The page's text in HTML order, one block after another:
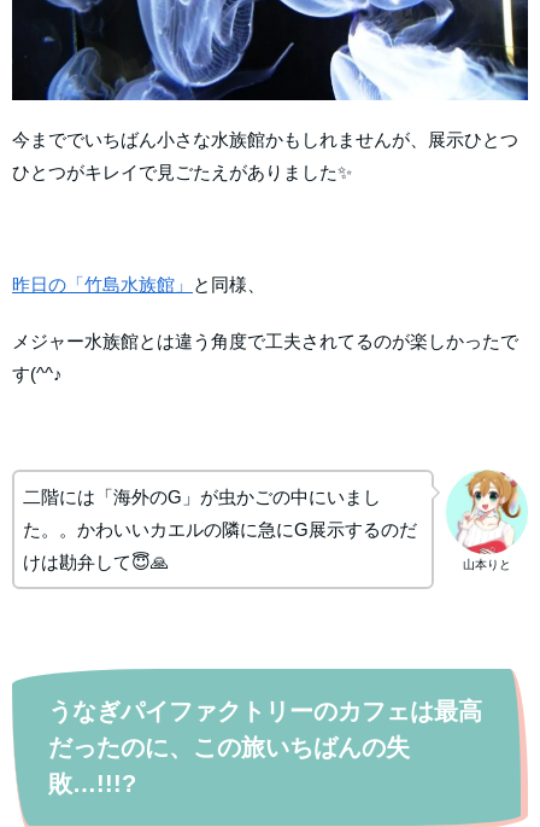
今まででいちばん小さな水族館かもしれませんが、展示ひとつ
ひとつがキレイで見ごたえがありました✨
昨日の「竹島水族館」 と同様、
メジャー水族館とは違う角度で工夫されてるのが楽しかったで
す(^^♪
山本りと
二階には「海外のG」が虫かごの中にいまし
た。。かわいいカエルの隣に急にG展示するのだ
けは勘弁して😇🙏
うなぎパイファクトリーのカフェは最高
だったのに、この旅いちばんの失
敗…!!!?